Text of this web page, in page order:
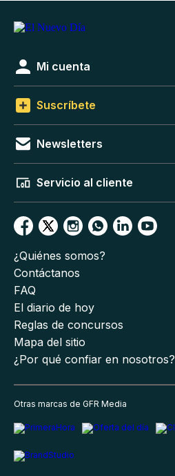
Mi cuenta
Suscríbete
Newsletters
Servicio al cliente
¿Quiénes somos?
Contáctanos
FAQ
El diario de hoy
Reglas de concursos
Mapa del sitio
¿Por qué confiar en nosotros?
Otras marcas de GFR Media